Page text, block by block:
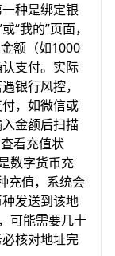
种是绑定银
“我的”页面，
额（如1000
支付。实际
银行风控，
，如微信或
金额后扫描
看充值状
数字货币充
充值，系统会
发送到该地
可能需要几十
核对地址完